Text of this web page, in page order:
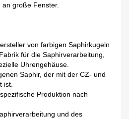
an große Fenster.
von farbigen Saphirkugeln
für die Saphirverarbeitung,
Uhrengehäuse.
Saphir, der mit der CZ- und
ist.
Produktion nach
und des